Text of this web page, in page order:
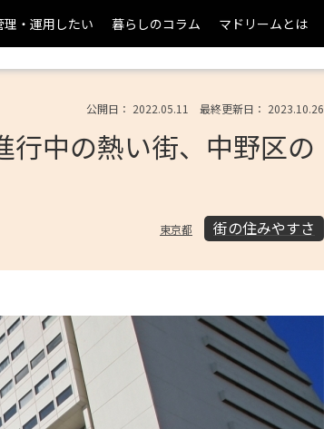
・運用したい 暮らしのコラム マドリームとは
公開日： 2022.05.11 最終更新日： 2023.10.26
中の熱い街、中野区の
東京都 街の住みやすさ